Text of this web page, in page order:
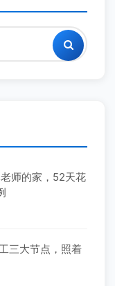
师的家，52天花
三大节点，照着